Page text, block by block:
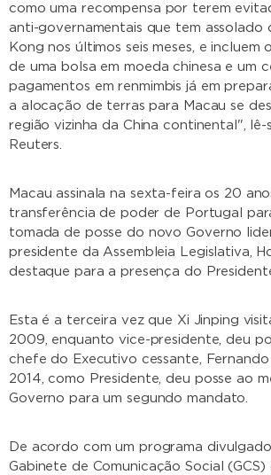
como uma recompensa por terem
anti-governamentais que tem assolado
Kong nos últimos seis meses, e incluem
de uma bolsa em moeda chinesa e um
pagamentos em renmimbis já em
a alocação de terras para Macau se
região vizinha da China continental", lê-
Reuters.
Macau assinala na sexta-feira os 20
transferência de poder de Portugal
tomada de posse do novo Governo
presidente da Assembleia Legislativa,
destaque para a presença do
Esta é a terceira vez que Xi Jinping
2009, enquanto vice-presidente, deu
chefe do Executivo cessante, Fernando
2014, como Presidente, deu posse ao
Governo para um segundo mandato.
De acordo com um programa
Gabinete de Comunicação Social (GCS)